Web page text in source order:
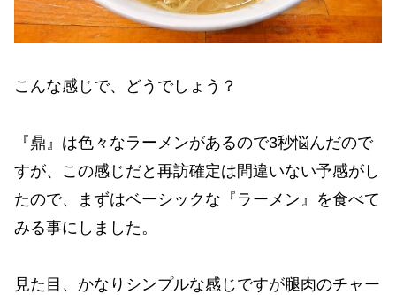
こんな感じで、どうでしょう？
『鼎』は色々なラーメンがあるので3秒悩んだので
すが、この感じだと再訪確定は間違いない予感がし
たので、まずはベーシックな『ラーメン』を食べて
みる事にしました。
見た目、かなりシンプルな感じですが腿肉のチャー